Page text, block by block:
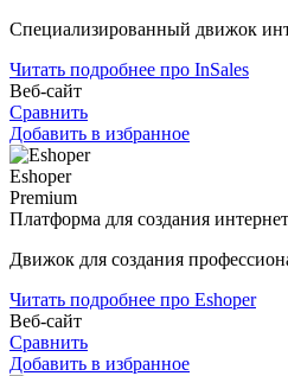
Cпециализированный движок
Читать подробнее про InSales
Веб-сайт
Сравнить
Добавить в избранное
Eshoper
Premium
Платформа для создания
Движок для создания
Читать подробнее про Eshoper
Веб-сайт
Сравнить
Добавить в избранное